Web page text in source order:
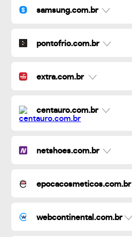
samsung.com.br
pontofrio.com.br
extra.com.br
centauro.com.br
netshoes.com.br
epocacosmeticos.com.br
webcontinental.com.br